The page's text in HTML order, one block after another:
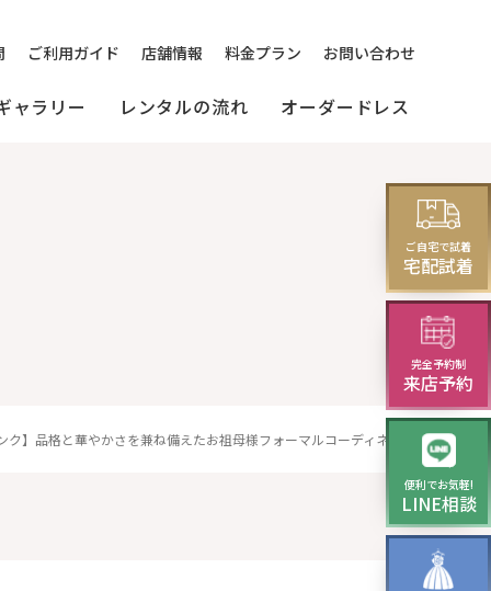
ご利用ガイド 店舗情報 料金プラン お問い合わせ
演奏会・発表会・舞台用
華やかロングドレス・
ャラリー レンタルの流れ オーダードレス
】品格と華やかさを兼ね備えたお祖母様フォーマルコーディネート
ご自宅で試着
宅配試着
完全予約制
来店予約
便利でお気軽!
LINE相談